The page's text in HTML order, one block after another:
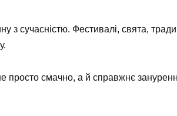
з сучасністю. Фестивалі, свята,
смачно, а й справжнє